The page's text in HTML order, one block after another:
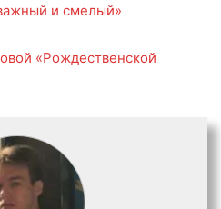
и смелый»
«Рождественской